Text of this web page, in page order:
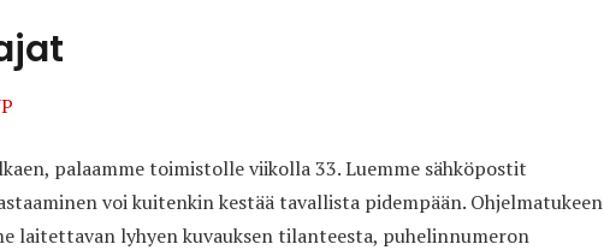
palaamme toimistolle viikolla 33. Luemme sähköpostit
voi kuitenkin kestää tavallista pidempään. Ohjelmatukeen
laitettavan lyhyen kuvauksen tilanteesta, puhelinnumeron